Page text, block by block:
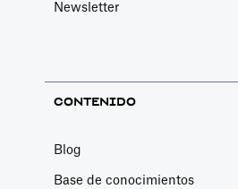
Newsletter
CONTENIDO
Blog
Base de conocimientos